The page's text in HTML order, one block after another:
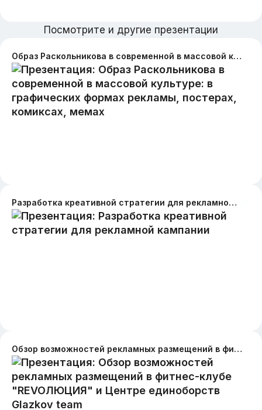
Посмотрите и другие презентации
Образ Раскольникова в современной в массовой культуре: в графических формах рекламы, постерах, комиксах, мемах
Разработка креативной стратегии для рекламной кампании
Обзор возможностей рекламных размещений в фитнес-клубе "REVOЛЮЦИЯ" и Центре единоборств Glazkov team